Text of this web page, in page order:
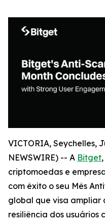
VICTORIA, Seychelles,
NEWSWIRE) -- A Bitget
criptomoedas e
com êxito o seu Mês
global que visa ampliar
resiliência dos usuários